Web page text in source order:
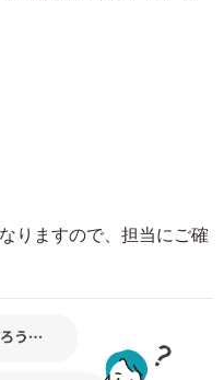
りますので、担当にご確